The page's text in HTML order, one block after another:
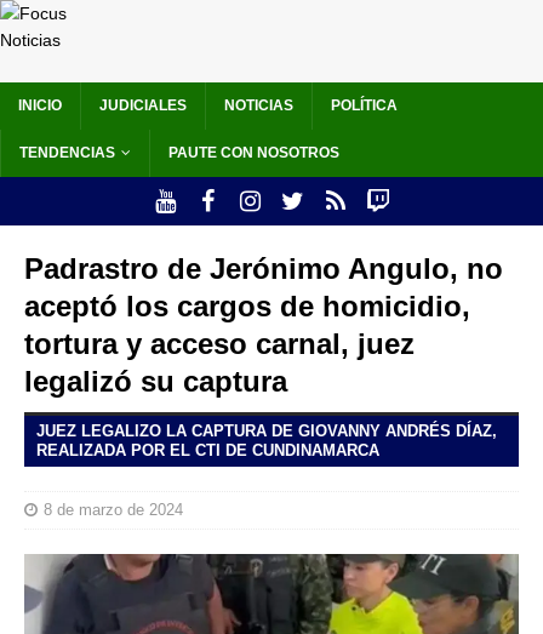
INICIO JUDICIALES NOTICIAS POLÍTICA
TENDENCIAS PAUTE CON NOSOTROS
Padrastro de Jerónimo Angulo, no
aceptó los cargos de homicidio,
tortura y acceso carnal, juez
legalizó su captura
JUEZ LEGALIZO LA CAPTURA DE GIOVANNY ANDRÉS DÍAZ,
REALIZADA POR EL CTI DE CUNDINAMARCA
8 de marzo de 2024